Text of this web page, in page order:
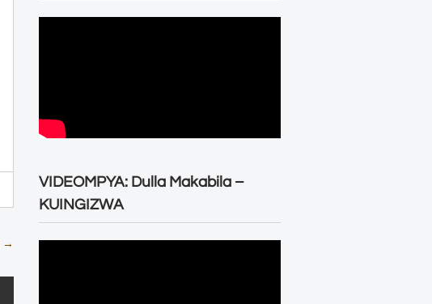
→
VIDEOMPYA: Dulla Makabila –
KUINGIZWA